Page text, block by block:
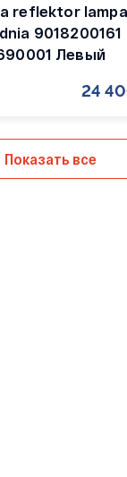
reflektor lampa
9018200161
Левый
24
Показать все